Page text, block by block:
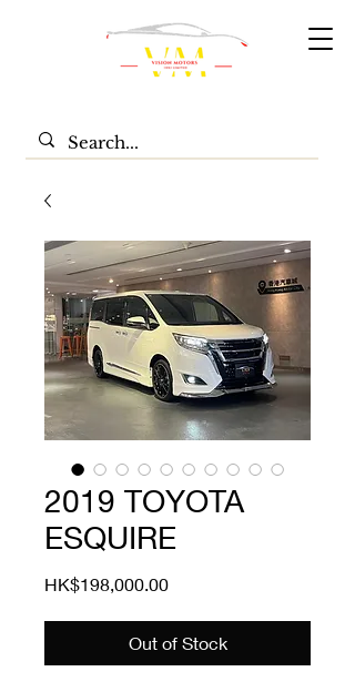
2019 TOYOTA
ESQUIRE
HK$198,000.00Price
Out of Stock